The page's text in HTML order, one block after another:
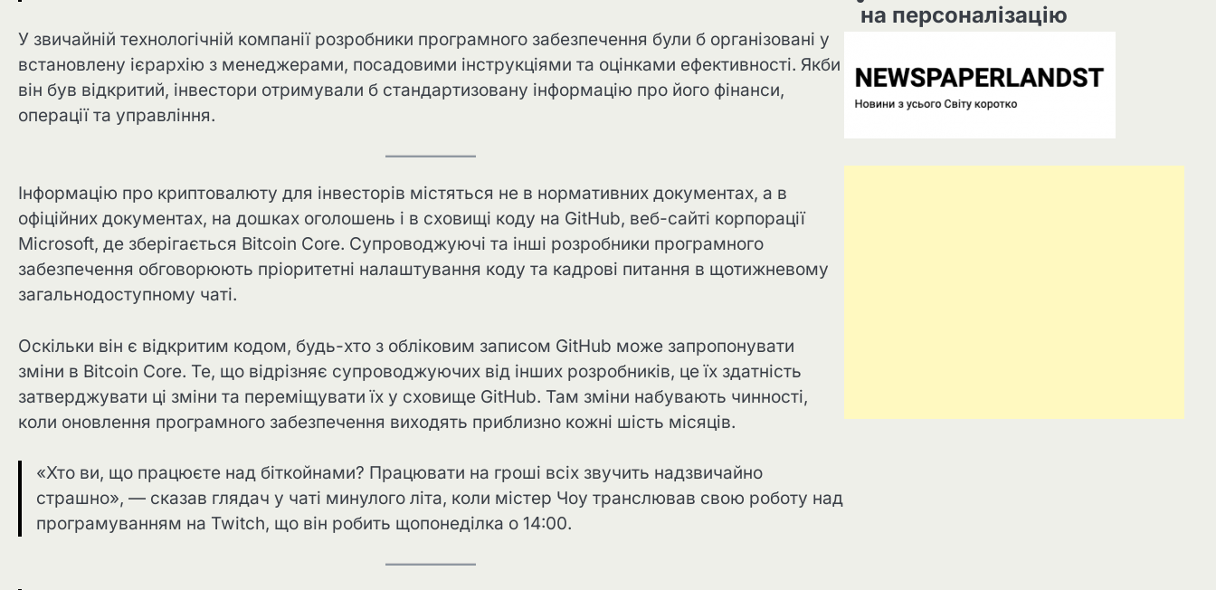
У звичайній технологічній компанії розробники програмного забезпечення були б організовані у
встановлену ієрархію з менеджерами, посадовими інструкціями та оцінками ефективності. Якби
він був відкритий, інвестори отримували б стандартизовану інформацію про його фінанси,
операції та управління.
Інформацію про криптовалюту для інвесторів містяться не в нормативних документах, а в
офіційних документах, на дошках оголошень і в сховищі коду на GitHub, веб-сайті корпорації
Microsoft, де зберігається Bitcoin Core. Супроводжуючі та інші розробники програмного
забезпечення обговорюють пріоритетні налаштування коду та кадрові питання в щотижневому
загальнодоступному чаті.
Оскільки він є відкритим кодом, будь-хто з обліковим записом GitHub може запропонувати
зміни в Bitcoin Core. Те, що відрізняє супроводжуючих від інших розробників, це їх здатність
затверджувати ці зміни та переміщувати їх у сховище GitHub. Там зміни набувають чинності,
коли оновлення програмного забезпечення виходять приблизно кожні шість місяців.
«Хто ви, що працюєте над біткойнами? Працювати на гроші всіх звучить надзвичайно
страшно», — сказав глядач у чаті минулого літа, коли містер Чоу транслював свою роботу над
програмуванням на Twitch, що він робить щопонеділка о 14:00.
на персоналізацію